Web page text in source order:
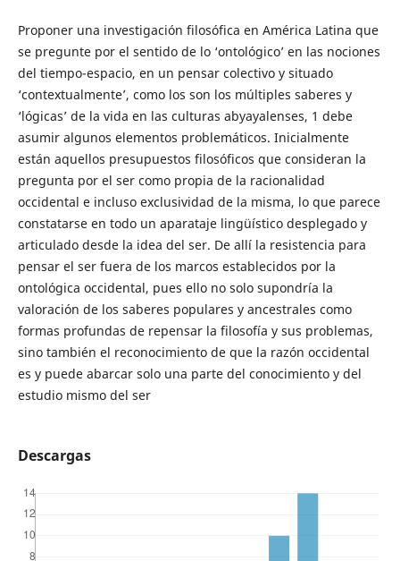
Proponer una investigación filosófica en América Latina que
se pregunte por el sentido de lo ‘ontológico’ en las nociones
del tiempo-espacio, en un pensar colectivo y situado
‘contextualmente’, como los son los múltiples saberes y
‘lógicas’ de la vida en las culturas abyayalenses, 1 debe
asumir algunos elementos problemáticos. Inicialmente
están aquellos presupuestos filosóficos que consideran la
pregunta por el ser como propia de la racionalidad
occidental e incluso exclusividad de la misma, lo que parece
constatarse en todo un aparataje lingüístico desplegado y
articulado desde la idea del ser. De allí la resistencia para
pensar el ser fuera de los marcos establecidos por la
ontológica occidental, pues ello no solo supondría la
valoración de los saberes populares y ancestrales como
formas profundas de repensar la filosofía y sus problemas,
sino también el reconocimiento de que la razón occidental
es y puede abarcar solo una parte del conocimiento y del
estudio mismo del ser
Descargas